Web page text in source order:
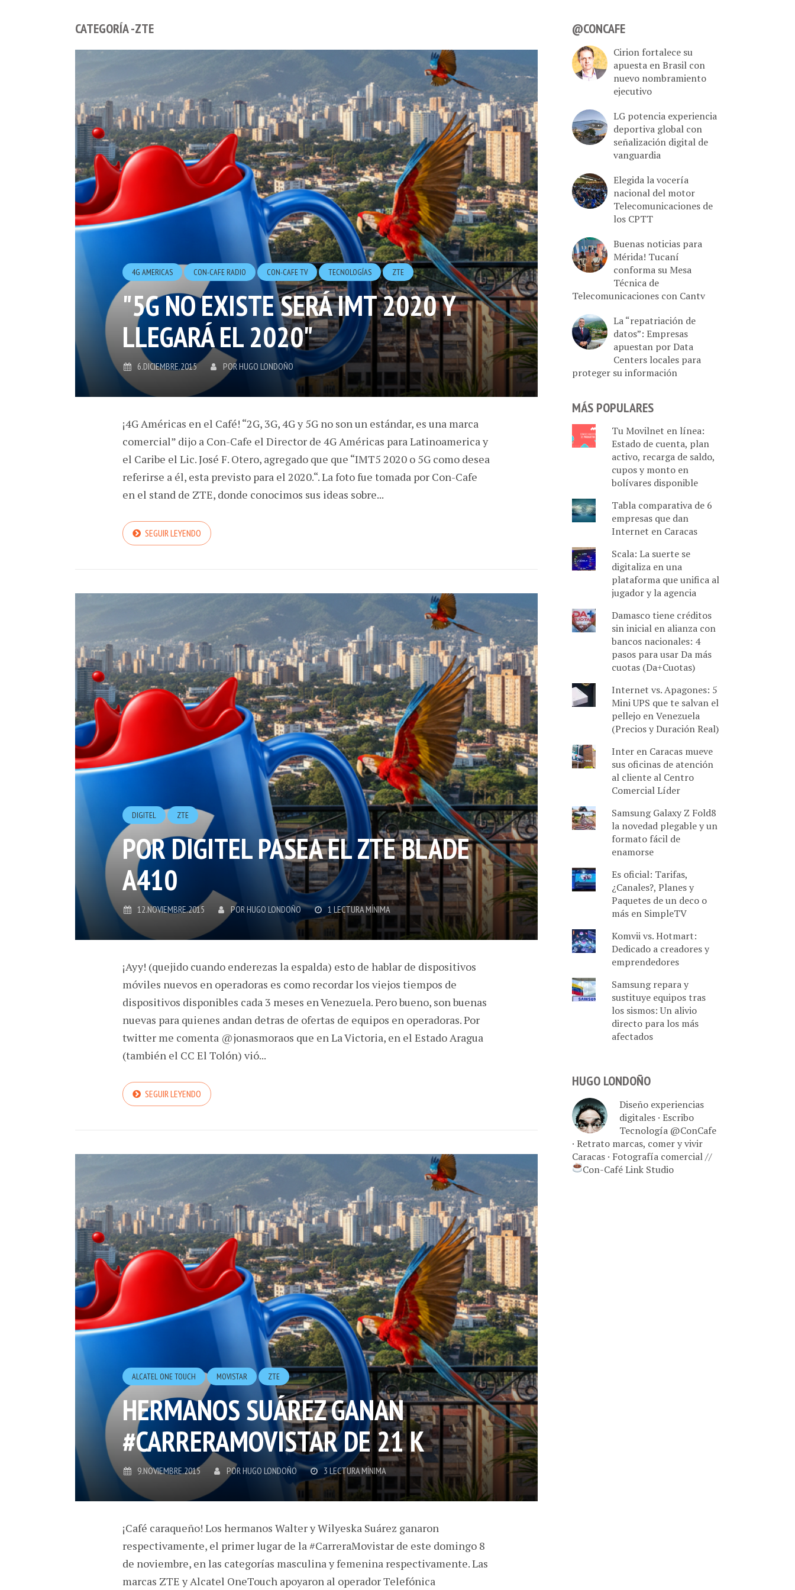
CATEGORÍA -ZTE
4G AMERICAS CON-CAFE RADIO CON-CAFE TV TECNOLOGÍ­AS ZTE
"5G NO EXISTE SERÁ IMT 2020 Y
LLEGARÁ EL 2020"
6.DICIEMBRE.2015 POR HUGO LONDOÑO
¡4G Américas en el Café! “2G, 3G, 4G y 5G no son un estándar, es una marca
comercial” dijo a Con-Cafe el Director de 4G Américas para Latinoamerica y
el Caribe el Lic. José F. Otero, agregado que que “IMT5 2020 o 5G como desea
referirse a él, esta previsto para el 2020.“. La foto fue tomada por Con-Cafe
en el stand de ZTE, donde conocimos sus ideas sobre...
SEGUIR LEYENDO
DIGITEL ZTE
POR DIGITEL PASEA EL ZTE BLADE
A410
12.NOVIEMBRE.2015 PORHUGO LONDOÑO 1 LECTURA MÍNIMA
¡Ayy! (quejido cuando enderezas la espalda) esto de hablar de dispositivos
móviles nuevos en operadoras es como recordar los viejos tiempos de
dispositivos disponibles cada 3 meses en Venezuela. Pero bueno, son buenas
nuevas para quienes andan detras de ofertas de equipos en operadoras. Por
twitter me comenta @jonasmoraos que en La Victoria, en el Estado Aragua
(también el CC El Tolón) vió...
SEGUIR LEYENDO
ALCATEL ONE TOUCH MOVISTAR ZTE
HERMANOS SUÁREZ GANAN
#CARRERAMOVISTAR DE 21 K
9.NOVIEMBRE.2015 POR HUGO LONDOÑO 3 LECTURA MÍNIMA
¡Café caraqueño! Los hermanos Walter y Wilyeska Suárez ganaron
respectivamente, el primer lugar de la #CarreraMovistar de este domingo 8
de noviembre, en las categorías masculina y femenina respectivamente. Las
marcas ZTE y Alcatel OneTouch apoyaron al operador Telefónica
@CONCAFE
Cirion fortalece su
apuesta en Brasil con
nuevo nombramiento
ejecutivo
LG potencia experiencia
deportiva global con
señalización digital de
vanguardia
Elegida la vocería
nacional del motor
Telecomunicaciones de
los CPTT
Buenas noticias para
Mérida! Tucaní
conforma su Mesa
Técnica de
Telecomunicaciones con Cantv
La “repatriación de
datos”: Empresas
apuestan por Data
Centers locales para
proteger su información
MÁS POPULARES
Tu Movilnet en línea:
Estado de cuenta, plan
activo, recarga de saldo,
cupos y monto en
bolívares disponible
Tabla comparativa de 6
empresas que dan
Internet en Caracas
Scala: La suerte se
digitaliza en una
plataforma que unifica al
jugador y la agencia
Damasco tiene créditos
sin inicial en alianza con
bancos nacionales: 4
pasos para usar Da más
cuotas (Da+Cuotas)
Internet vs. Apagones: 5
Mini UPS que te salvan el
pellejo en Venezuela
(Precios y Duración Real)
Inter en Caracas mueve
sus oficinas de atención
al cliente al Centro
Comercial Líder
Samsung Galaxy Z Fold8
la novedad plegable y un
formato fácil de
enamorse
Es oficial: Tarifas,
¿Canales?, Planes y
Paquetes de un deco o
más en SimpleTV
Komvii vs. Hotmart:
Dedicado a creadores y
emprendedores
Samsung repara y
sustituye equipos tras
los sismos: Un alivio
directo para los más
afectados
HUGO LONDOÑO
Diseño experiencias
digitales · Escribo
Tecnología @ConCafe
· Retrato marcas, comer y vivir
Caracas · Fotografía comercial //
Con-Café Link Studio